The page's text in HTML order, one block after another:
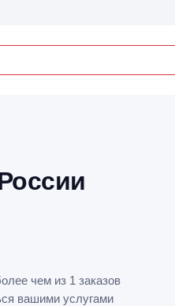
чем из 1 заказов
вашими услугами